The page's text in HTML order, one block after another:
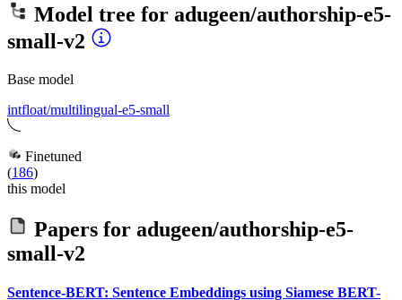
Model tree for adugeen/authorship-e5-
small-v2
Base model
intfloat/multilingual-e5-small
Finetuned
(186)
this model
Papers for adugeen/authorship-e5-
small-v2
Sentence-BERT: Sentence Embeddings using Siamese BERT-